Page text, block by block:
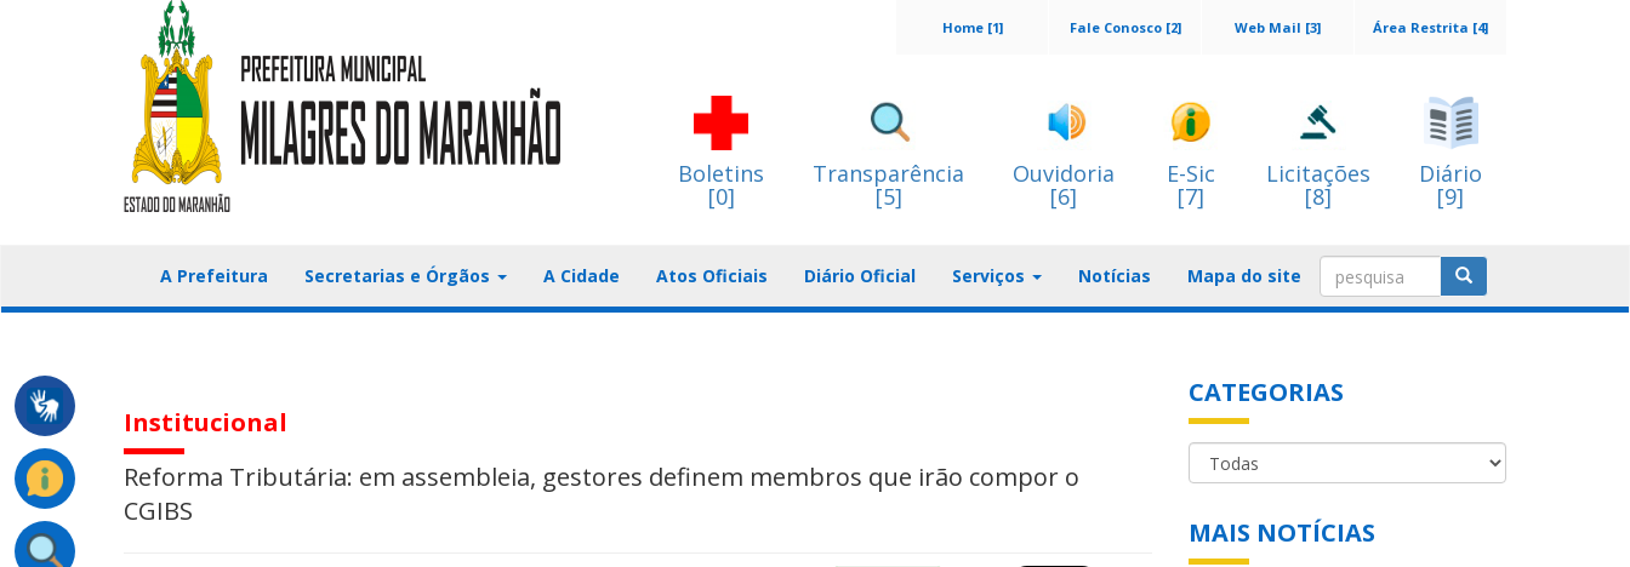
Área Restrita [4]
Web Mail [3]
Fale Conosco [2]
Home [1]
Boletins
[0]
Transparência
[5]
Ouvidoria
[6]
E-Sic
[7]
Licitações
[8]
Diário
[9]
A Prefeitura Secretarias e Órgãos A Cidade Atos Oficiais Diário Oficial Serviços Notícias Mapa do site
Institucional
Reforma Tributária: em assembleia, gestores definem membros que irão compor o
CGIBS
CATEGORIAS
MAIS NOTÍCIAS